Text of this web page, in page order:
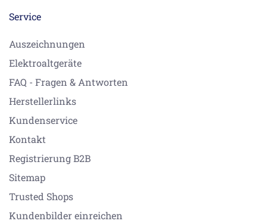
Service
Auszeichnungen
Elektroaltgeräte
FAQ - Fragen & Antworten
Herstellerlinks
Kundenservice
Kontakt
Registrierung B2B
Sitemap
Trusted Shops
Kundenbilder einreichen